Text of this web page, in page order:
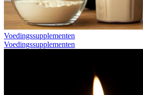
Voedingssupplementen
Voedingssupplementen